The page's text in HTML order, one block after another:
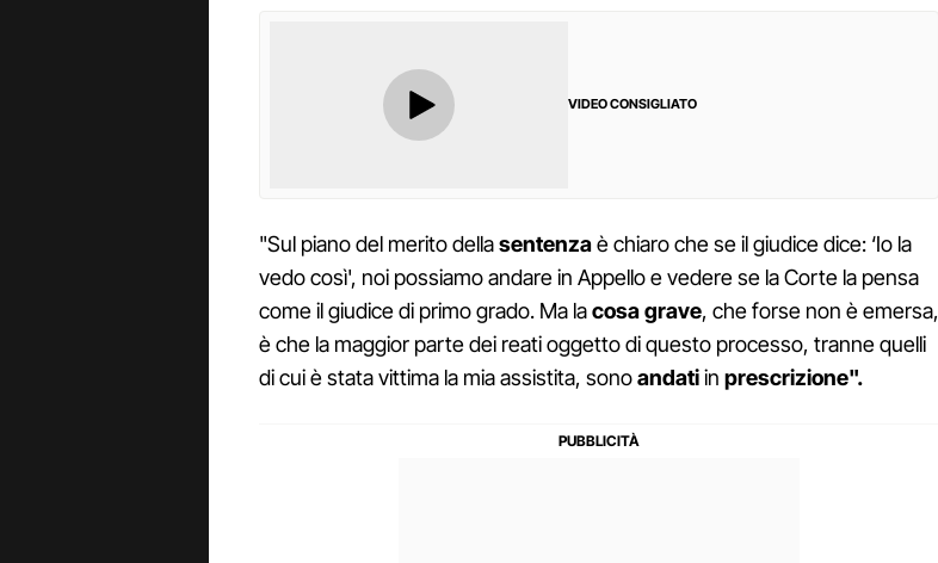
VIDEO CONSIGLIATO
"Sul piano del merito dellasentenzaè chiaro che se il giudice dice: ‘Io la
vedo così', noi possiamo andare in Appello e vedere se la Corte la pensa
come il giudice di primo grado. Ma lacosa grave, che forse non è emersa,
è che la maggior parte dei reati oggetto di questo processo, tranne quelli
di cui è stata vittima la mia assistita, sonoandatiin prescrizione".